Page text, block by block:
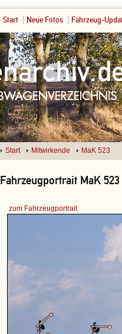
Start Neue Fotos Fahrzeug-
Start Mitwirkende MaK 523
Fahrzeugportrait MaK
zum Fahrzeugportrait